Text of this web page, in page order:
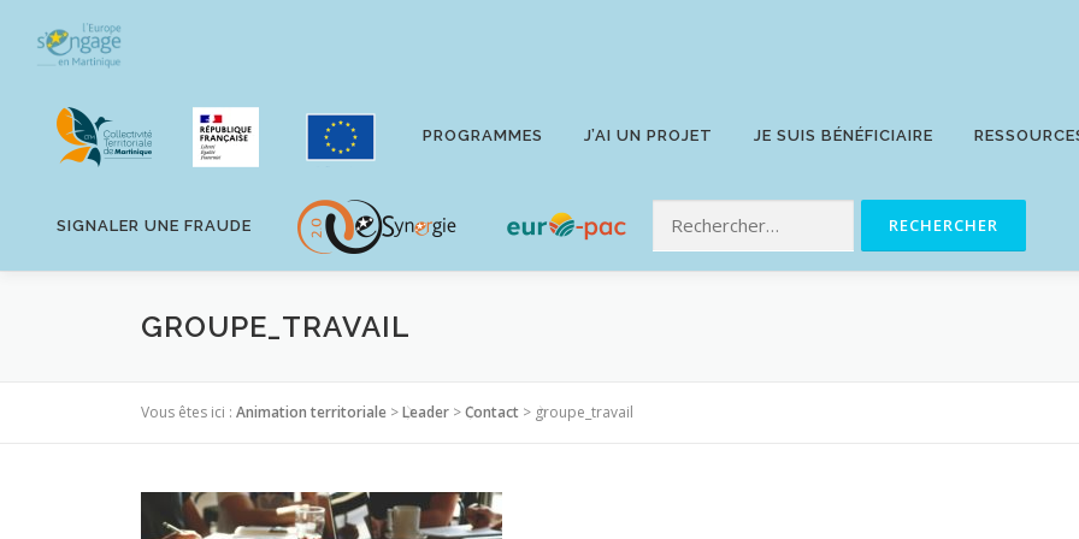
contenu
PROGRAMMES J’AI UN PROJET JE SUIS BÉNÉFICIAIRE
SIGNALER UNE FRAUDE
GROUPE_TRAVAIL
Vous êtes ici : Animation territoriale >Leader >Contact > groupe_travail